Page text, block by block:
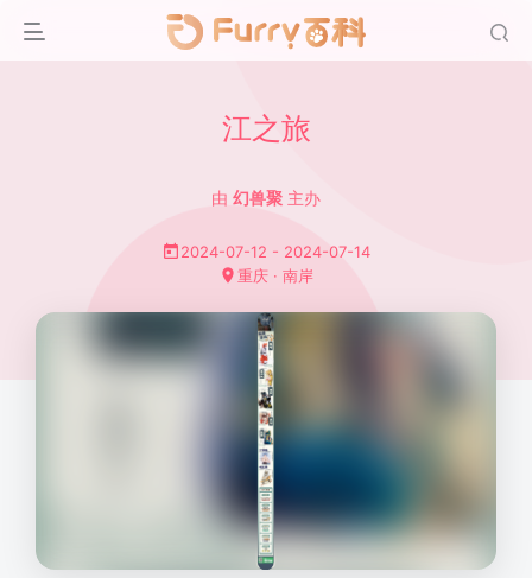
江之旅
由 幻兽聚 主办
2024-07-12 - 2024-07-14
重庆 · 南岸